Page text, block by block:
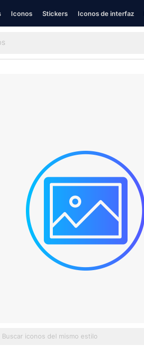
Iconos Stickers Iconos de interfaz